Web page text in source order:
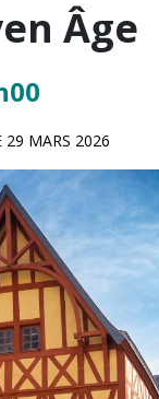
Âge
29 MARS 2026